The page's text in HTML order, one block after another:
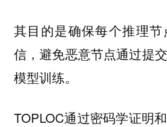
其目的是确保每个推理
信，避免恶意节点通过提
模型训练。
TOPLOC通过密码学证明